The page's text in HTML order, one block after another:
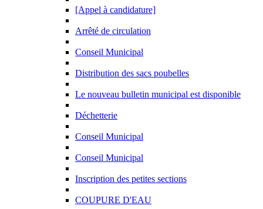
[Appel à candidature]
Arrêté de circulation
Conseil Municipal
Distribution des sacs poubelles
Le nouveau bulletin municipal est disponible
Déchetterie
Conseil Municipal
Conseil Municipal
Inscription des petites sections
COUPURE D'EAU